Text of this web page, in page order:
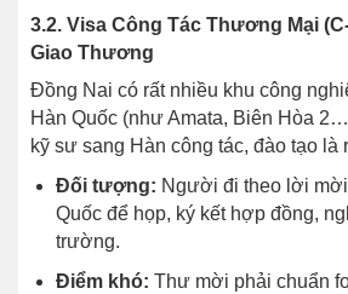
3.2. Visa Công Tác Thương Mại
Giao Thương
Đồng Nai có rất nhiều khu công
Hàn Quốc (như Amata, Biên Hòa
kỹ sư sang Hàn công tác, đào tạo là
Đối tượng: Người đi theo lời
Quốc để họp, ký kết hợp đồng,
trường.
Điểm khó: Thư mời phải chuẩn